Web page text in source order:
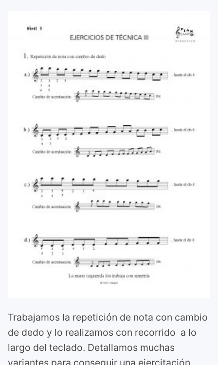
Mi cuenta
Youtube
Trabajamos la repetición de nota con cambio
de dedo y lo realizamos con recorrido a lo
largo del teclado. Detallamos muchas
variantes para conseguir una ejercitación